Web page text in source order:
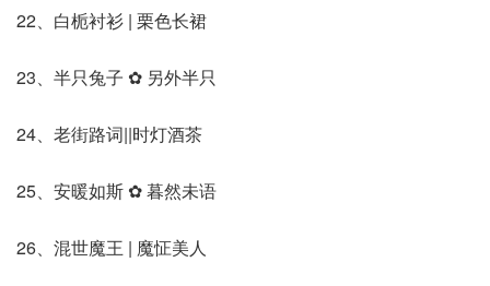
22、白栀衬衫 | 栗色长裙
23、半只兔子 ✿ 另外半只
24、老街路词||时灯酒茶
25、安暖如斯 ✿ 暮然未语
26、混世魔王 | 魔怔美人